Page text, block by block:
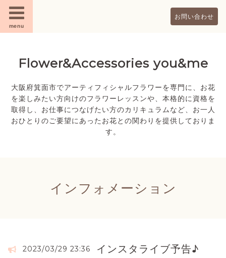
menu
お問い合わせ
Flower&Accessories you&me
大阪府箕面市でアーティフィシャルフラワーを専門に、お花
を楽しみたい方向けのフラワーレッスンや、本格的に資格を
取得し、お仕事につなげたい方のカリキュラムなど、お一人
おひとりのご要望にあったお花との関わりを提供しておりま
す。
インフォメーション
2023/03/29 23:36 インスタライブ予告♪